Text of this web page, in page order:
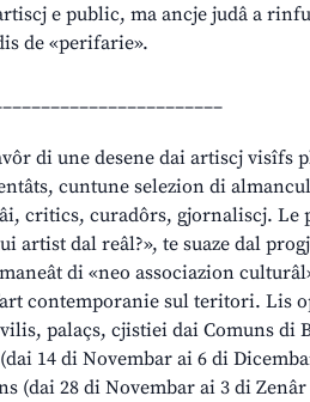
e public, ma ancje judâ a
de «perifarie».
di une desene dai artiscj visîfs
cuntune selezion di
critics, curadôrs, gjornaliscj. Le
artist dal reâl?», te suaze dal
di «neo associazion
contemporanie sul teritori. Lis
palaçs, cjistiei dai Comuns di
14 di Novembar ai 6 di
(dai 28 di Novembar ai 3 di